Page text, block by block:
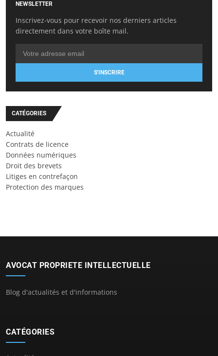
NEWSLETTER
Inscrivez-vous pour recevoir nos derniers articles
directement dans votre boîte mail.
S'INSCRIRE
CATÉGORIES
Actualité
Contrats de licence
Données numériques
Droit des brevets
Litiges en contrefaçon
Protection des marques
AVOCAT PROPRIETE INTELLECTUELLE
Blog d'actualités et d'informations
CATÉGORIES